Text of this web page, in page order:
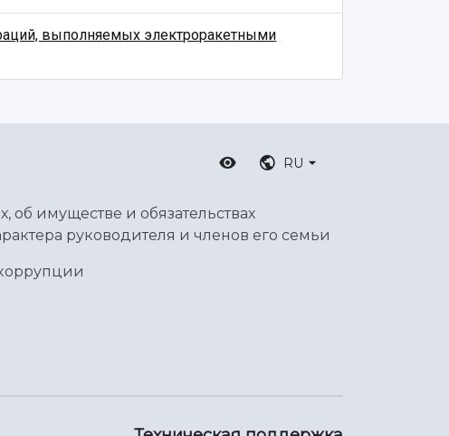
выполняемых электроракетными
RU
об имуществе и обязательствах
руководителя и членов его семьи